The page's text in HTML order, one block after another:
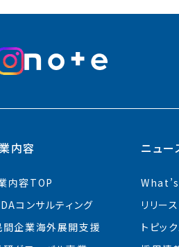
内容
内容TOP
コンサルティング
間企業海外展開⽀援
ニュー
リリース
トピッ